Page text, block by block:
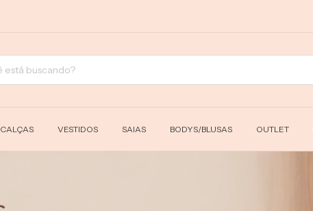
CALÇAS VESTIDOS SAIAS BODYS/BLUSAS OUTLET